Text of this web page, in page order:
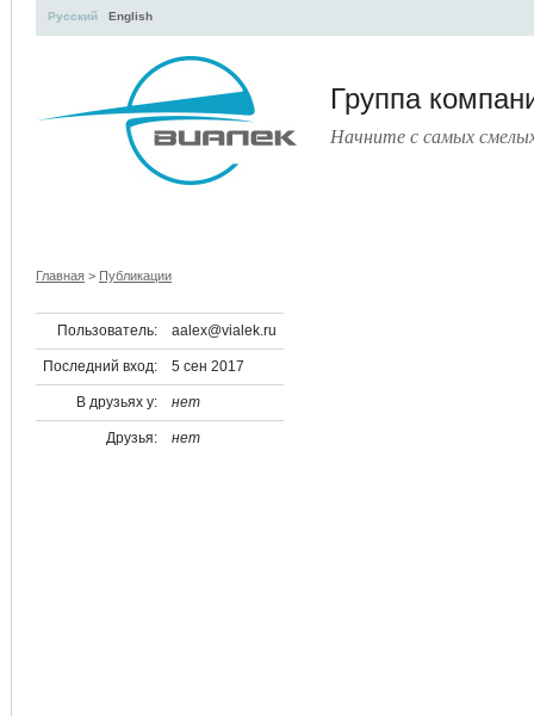
Группа
Начните с самых
Русский English
Главная > Публикации
Пользователь: aalex@vialek.ru
Последний вход: 5 сен 2017
В друзьях у: нет
Друзья: нет